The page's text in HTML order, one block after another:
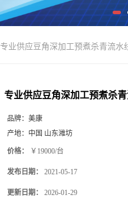
专业供应豆角深加工预煮杀青流水
专业供应豆角深加工预煮杀
品牌： 美康
产地： 中国 山东潍坊
价格： ￥19000/台
发布日期： 2021-05-17
更新日期： 2026-01-29